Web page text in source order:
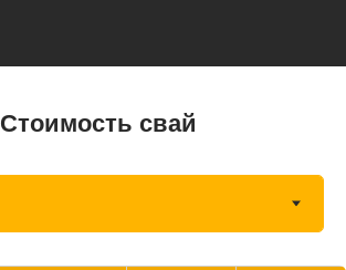
Стоимость свай